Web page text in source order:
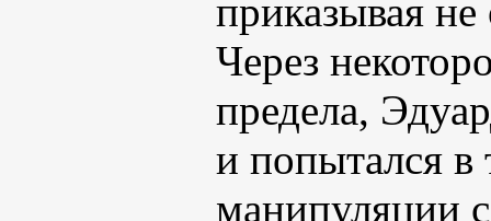
приказывая не
Через
предела,
и попытался в
манипуляции